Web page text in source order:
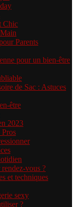
Chic
Parents
pour un bien-être
de Sac : Astuces
être
2023
Pros
vous ?
et techniques
sexy
?